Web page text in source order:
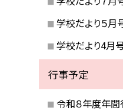
学校だより５月
学校だより4月
行事予定
令和８年度年